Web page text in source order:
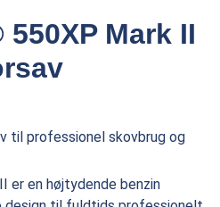
Mark II
til professionel skovbrug og
er en højtydende benzin